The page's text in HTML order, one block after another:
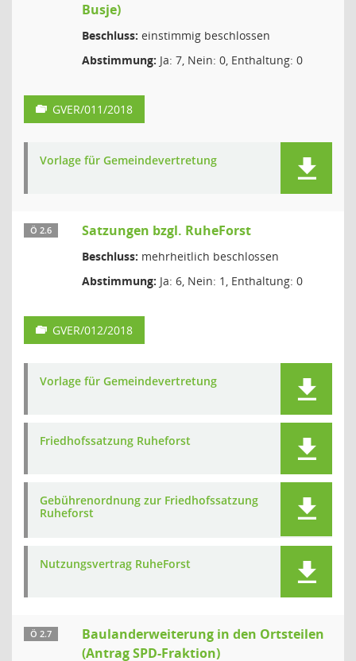
Busje)
Beschluss: einstimmig beschlossen
Abstimmung: Ja: 7, Nein: 0, Enthaltung: 0
GVER/011/2018
Vorlage für Gemeindevertretung
Ö 2.6 Satzungen bzgl. RuheForst
Beschluss: mehrheitlich beschlossen
Abstimmung: Ja: 6, Nein: 1, Enthaltung: 0
GVER/012/2018
Vorlage für Gemeindevertretung
Friedhofssatzung Ruheforst
Gebührenordnung zur Friedhofssatzung
Ruheforst
Nutzungsvertrag RuheForst
Ö 2.7
Baulanderweiterung in den Ortsteilen
(Antrag SPD-Fraktion)